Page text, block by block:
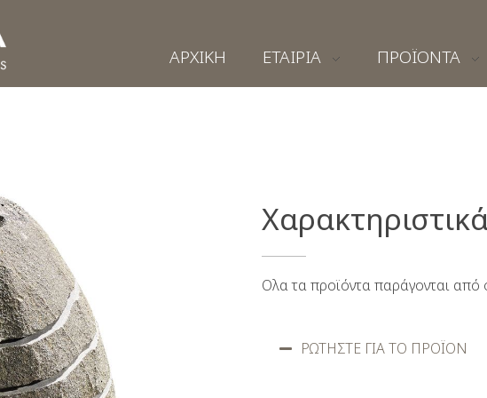
ΑΡΧΙΚΗ ΕΤΑΙΡΙΑ ΠΡΟΪΟΝΤΑ
Ολα τα προϊόντα παράγονται από
ΡΩΤΗΣΤΕ ΓΙΑ ΤΟ ΠΡΟΪΟΝ